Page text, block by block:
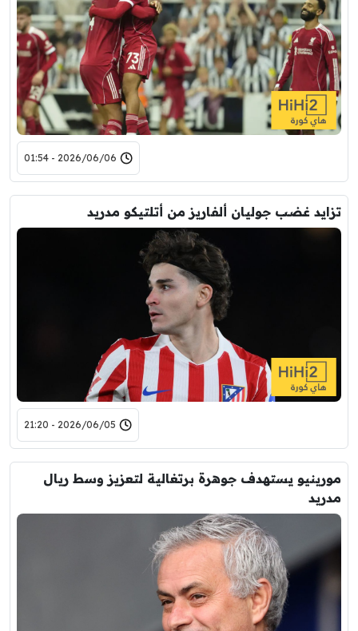
2026/06/06 - 01:54
تزايد غضب جوليان ألفاريز من أتلتيكو مدريد
2026/06/05 - 21:20
مورينيو يستهدف جوهرة برتغالية لتعزيز وسط ريال
مدريد